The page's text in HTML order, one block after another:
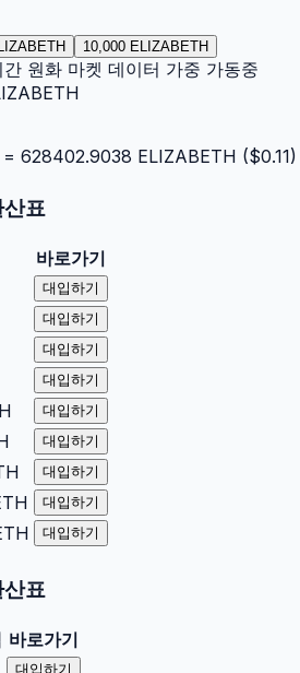
10,000 ELIZABETH
원화 마켓 데이터 가중 가동중
628402.9038 ELIZABETH ($0.11)
산표
바로가기
대입하기
대입하기
대입하기
대입하기
대입하기
대입하기
대입하기
대입하기
대입하기
산표
바로가기
대입하기